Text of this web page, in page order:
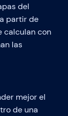
del
partir de
calculan con
las
mejor el
de una